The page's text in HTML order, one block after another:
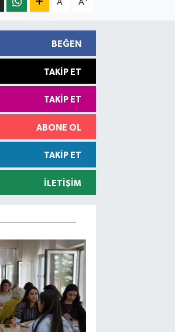
A A
BEĞEN
TAKIP ET
TAKIP ET
ABONE OL
TAKIP ET
İLETIŞIM